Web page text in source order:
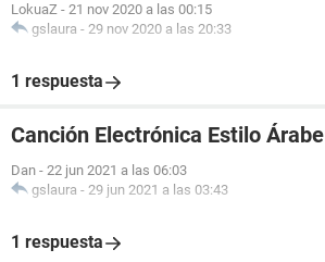
LokuaZ - 21 nov 2020 a las 00:15
gslaura - 29 nov 2020 a las 20:33
1 respuesta
Canción Electrónica Estilo Árabe
Dan - 22 jun 2021 a las 06:03
gslaura - 29 jun 2021 a las 03:43
1 respuesta